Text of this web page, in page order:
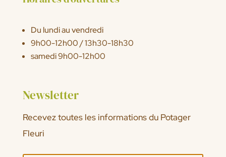
Du lundi au vendredi
9h00-12h00 / 13h30-18h30
samedi 9h00-12h00
Newsletter
Recevez toutes les informations du Potager
Fleuri